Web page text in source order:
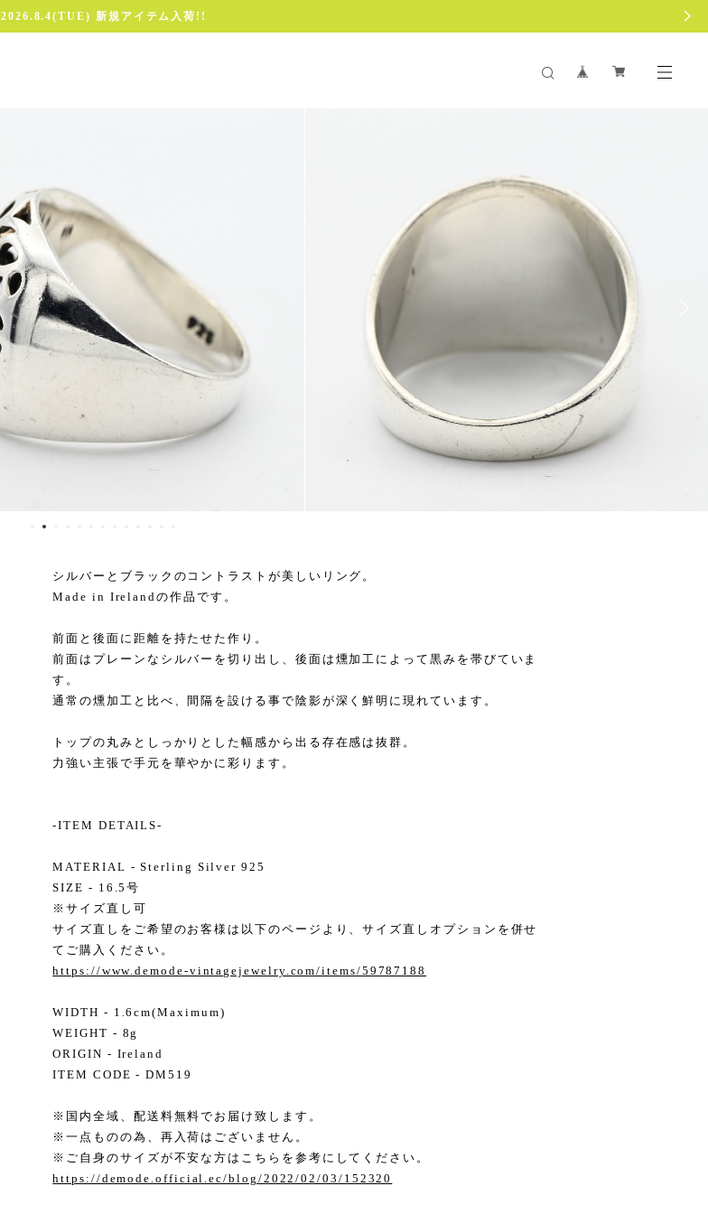
2026.8.4(TUE) 新規アイテム入荷!!
シルバーとブラックのコントラストが美しいリング。
Made in Irelandの作品です。
前面と後面に距離を持たせた作り。
前面はプレーンなシルバーを切り出し、後面は燻加工によって黒みを帯びていま
す。
通常の燻加工と比べ、間隔を設ける事で陰影が深く鮮明に現れています。
トップの丸みとしっかりとした幅感から出る存在感は抜群。
力強い主張で手元を華やかに彩ります。
-ITEM DETAILS-
MATERIAL - Sterling Silver 925
SIZE - 16.5号
※サイズ直し可
サイズ直しをご希望のお客様は以下のページより、サイズ直しオプションを併せ
てご購入ください。
https://www.demode-vintagejewelry.com/items/59787188
WIDTH - 1.6cm(Maximum)
WEIGHT - 8g
ORIGIN - Ireland
ITEM CODE - DM519
※国内全域、配送料無料でお届け致します。
※一点ものの為、再入荷はございません。
※ご自身のサイズが不安な方はこちらを参考にしてください。
https://demode.official.ec/blog/2022/02/03/152320